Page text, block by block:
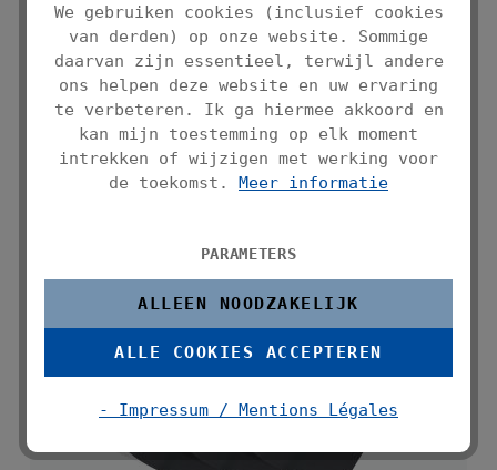
2.25 Quadratmeter
Quadratmeter)
Normale prijs:
We gebruiken cookies (inclusief cookies
van derden) op onze website. Sommige
daarvan zijn essentieel, terwijl andere
ons helpen deze website en uw ervaring
te verbeteren. Ik ga hiermee akkoord en
kan mijn toestemming op elk moment
intrekken of wijzigen met werking voor
de toekomst. Meer informatie
PARAMETERS
ALLEEN NOODZAKELIJK
ALLE COOKIES ACCEPTEREN
- Impressum / Mentions Légales